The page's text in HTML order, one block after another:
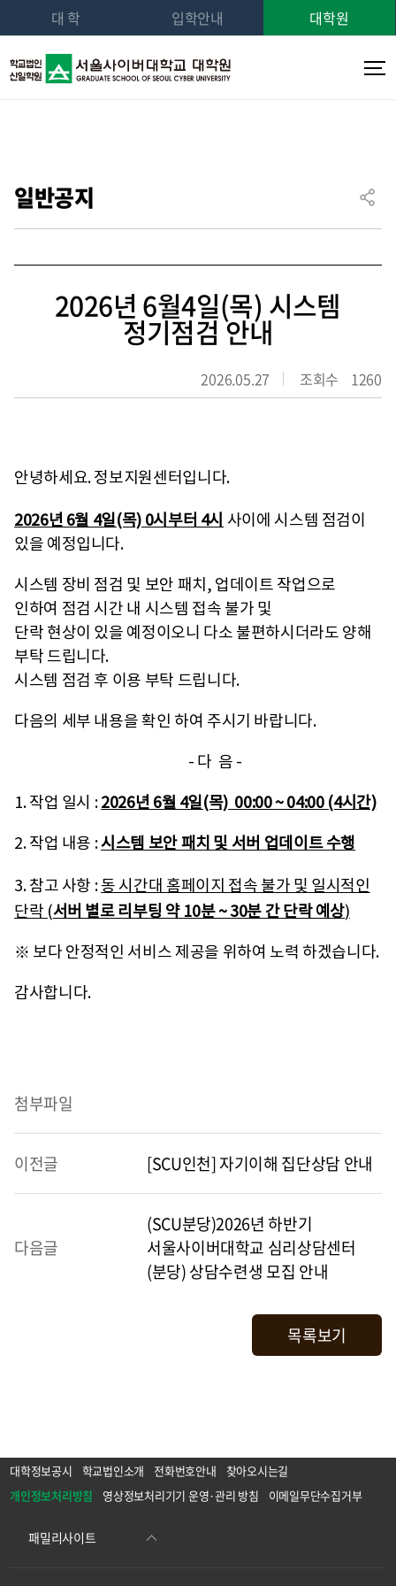
대 학 입학안내 대학원
일반공지
2026년 6월4일(목) 시스템
정기점검 안내
2026.05.27 조회수 1260
안녕하세요. 정보지원센터입니다.
2026년 6월 4일(목) 0시부터 4시 사이에 시스템 점검이
있을 예정입니다.
시스템 장비 점검 및 보안 패치, 업데이트 작업으로
인하여 점검 시간 내 시스템 접속 불가 및
단락 현상이 있을 예정이오니 다소 불편하시더라도 양해
부탁 드립니다.
시스템 점검 후 이용 부탁 드립니다.
다음의 세부 내용을 확인 하여 주시기 바랍니다.
- 다 음 -
1. 작업 일시 :2026년 6월 4일(목) 00:00 ~ 04:00 (4시간)
2. 작업 내용 :시스템 보안 패치 및 서버 업데이트 수행
3. 참고 사항 :동 시간대 홈페이지 접속 불가 및 일시적인
단락 (서버 별로 리부팅 약 10분 ~ 30분 간 단락 예상)
※ 보다 안정적인 서비스 제공을 위하여 노력 하겠습니다.
감사합니다.
첨부파일
이전글 [SCU인천] 자기이해 집단상담 안내
다음글
(SCU분당)2026년 하반기
서울사이버대학교 심리상담센터
(분당) 상담수련생 모집 안내
목록보기
대학정보공시 학교법인소개 전화번호안내
찾아오시는길
개인정보처리방침
영상정보처리기기 운영·관리 방침 이메일무단수집거부